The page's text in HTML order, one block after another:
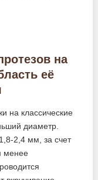
на
её
на классические
диаметр.
2,4 мм, за счет
менее